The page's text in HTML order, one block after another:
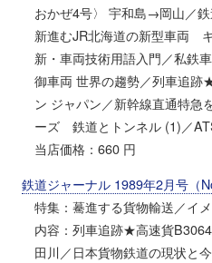
おかぜ4号〉 宇和島→岡山／
新進むJR北海道の新型車両
新・車両技術用語入門／私鉄
御車両 世界の趨勢／列車追
ン ジャパン／新幹線直通特急
ーズ 鉄道とトンネル (1)／
当店価格：660 円
鉄道ジャーナル 1989年2月号（
特集：驀進する貨物輸送／イ
内容：列車追跡★高速貨
田川／日本貨物鉄道の現状と